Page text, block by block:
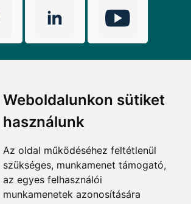
Weboldalunkon sütiket
használunk
Az oldal működéséhez feltétlenül
szükséges, munkamenet támogató,
az egyes felhasználói
munkamenetek azonosítására
ELÉRHETŐSÉGEK
info@mprx.hu